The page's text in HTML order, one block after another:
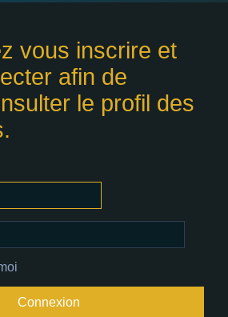
vous inscrire et
afin de
le profil des